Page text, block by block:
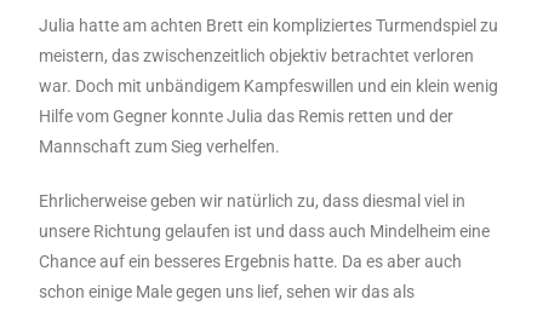
Julia hatte am achten Brett ein kompliziertes Turmendspiel zu
meistern, das zwischenzeitlich objektiv betrachtet verloren
war. Doch mit unbändigem Kampfeswillen und ein klein wenig
Hilfe vom Gegner konnte Julia das Remis retten und der
Mannschaft zum Sieg verhelfen.
Ehrlicherweise geben wir natürlich zu, dass diesmal viel in
unsere Richtung gelaufen ist und dass auch Mindelheim eine
Chance auf ein besseres Ergebnis hatte. Da es aber auch
schon einige Male gegen uns lief, sehen wir das als